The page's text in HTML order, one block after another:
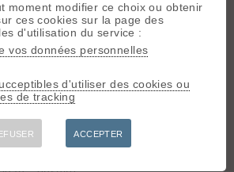
Topos associés :
Col d'Argentière,
Normale
d'Argentière, couloir
sud de la pointe
améthystes
Col d'Argentière
(3552 m)
-9⁰ au parking
montre)
altitude du
des grands
déchaussage
le ski :
moment modifier ce choix ou obtenir
ces cookies sur la page des
d'utilisation du service :
vos données personnelles
d'utiliser des cookies ou
de tracking
ACCEPTER